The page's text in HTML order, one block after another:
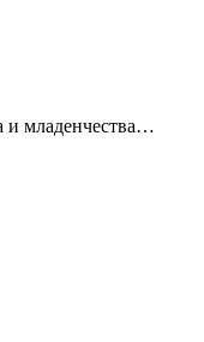
и младенчества…